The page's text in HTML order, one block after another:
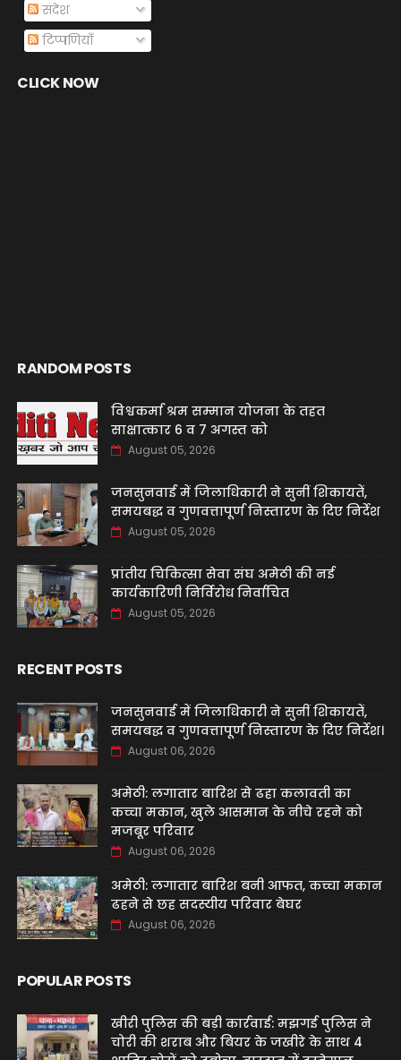
संदेश
टिप्पणियाँ
CLICK NOW
RANDOM POSTS
विश्वकर्मा श्रम सम्मान योजना के तहत
साक्षात्कार 6 व 7 अगस्त को
August 05, 2026
जनसुनवाई में जिलाधिकारी ने सुनीं शिकायतें,
समयबद्ध व गुणवत्तापूर्ण निस्तारण के दिए निर्देश
August 05, 2026
प्रांतीय चिकित्सा सेवा संघ अमेठी की नई
कार्यकारिणी निर्विरोध निर्वाचित
August 05, 2026
RECENT POSTS
जनसुनवाई में जिलाधिकारी ने सुनीं शिकायतें,
समयबद्ध व गुणवत्तापूर्ण निस्तारण के दिए निर्देश।
August 06, 2026
अमेठी: लगातार बारिश से ढहा कलावती का
कच्चा मकान, खुले आसमान के नीचे रहने को
मजबूर परिवार
August 06, 2026
अमेठी: लगातार बारिश बनी आफत, कच्चा मकान
ढहने से छह सदस्यीय परिवार बेघर
August 06, 2026
POPULAR POSTS
खीरी पुलिस की बड़ी कार्रवाई: मझगई पुलिस ने
चोरी की शराब और बियर के जखीरे के साथ 4